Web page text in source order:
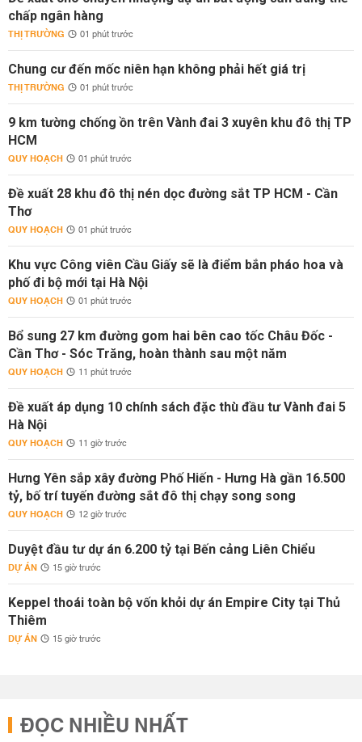
chấp ngân hàng
THỊ TRƯỜNG 01 phút trước
Chung cư đến mốc niên hạn không phải hết giá trị
THỊ TRƯỜNG 01 phút trước
9 km tường chống ồn trên Vành đai 3 xuyên khu đô thị TP
HCM
QUY HOẠCH 01 phút trước
Đề xuất 28 khu đô thị nén dọc đường sắt TP HCM - Cần
Thơ
QUY HOẠCH 01 phút trước
Khu vực Công viên Cầu Giấy sẽ là điểm bắn pháo hoa và
phố đi bộ mới tại Hà Nội
QUY HOẠCH 01 phút trước
Bổ sung 27 km đường gom hai bên cao tốc Châu Đốc -
Cần Thơ - Sóc Trăng, hoàn thành sau một năm
QUY HOẠCH 11 phút trước
Đề xuất áp dụng 10 chính sách đặc thù đầu tư Vành đai 5
Hà Nội
QUY HOẠCH 11 giờ trước
Hưng Yên sắp xây đường Phố Hiến - Hưng Hà gần 16.500
tỷ, bố trí tuyến đường sắt đô thị chạy song song
QUY HOẠCH 12 giờ trước
Duyệt đầu tư dự án 6.200 tỷ tại Bến cảng Liên Chiểu
DỰ ÁN 15 giờ trước
Keppel thoái toàn bộ vốn khỏi dự án Empire City tại Thủ
Thiêm
DỰ ÁN 15 giờ trước
ĐỌC NHIỀU NHẤT